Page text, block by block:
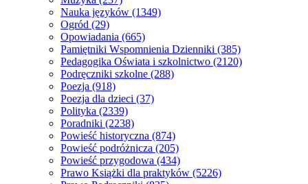
Nauka języków (1349)
Ogród (29)
Opowiadania (665)
Pamiętniki Wspomnienia Dzienniki (385)
Pedagogika Oświata i szkolnictwo (2120)
Podręczniki szkolne (288)
Poezja (918)
Poezja dla dzieci (37)
Polityka (2339)
Poradniki (2238)
Powieść historyczna (874)
Powieść podróżnicza (205)
Powieść przygodowa (434)
Prawo Książki dla praktyków (5226)